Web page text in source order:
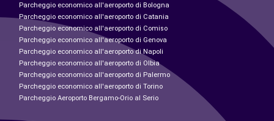
Parcheggio economico all'aeroporto di Bologna
Parcheggio economico all'aeroporto di Catania
Parcheggio economico all'aeroporto di Comiso
Parcheggio economico all'aeroporto di Genova
Parcheggio economico all'aeroporto di Napoli
Parcheggio economico all'aeroporto di Olbia
Parcheggio economico all'aeroporto di Palermo
Parcheggio economico all'aeroporto di Torino
Parcheggio Aeroporto Bergamo-Orio al Serio